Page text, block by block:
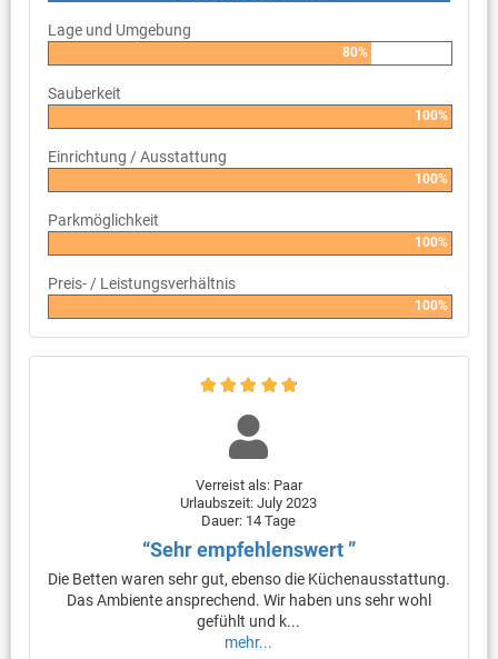
Lage und Umgebung
80%
Sauberkeit
100%
Einrichtung / Ausstattung
100%
Parkmöglichkeit
100%
Preis- / Leistungsverhältnis
100%
Verreist als: Paar
Urlaubszeit: July 2023
Dauer: 14 Tage
“Sehr empfehlenswert ”
Die Betten waren sehr gut, ebenso die Küchenausstattung.
Das Ambiente ansprechend. Wir haben uns sehr wohl
gefühlt und k...
mehr...